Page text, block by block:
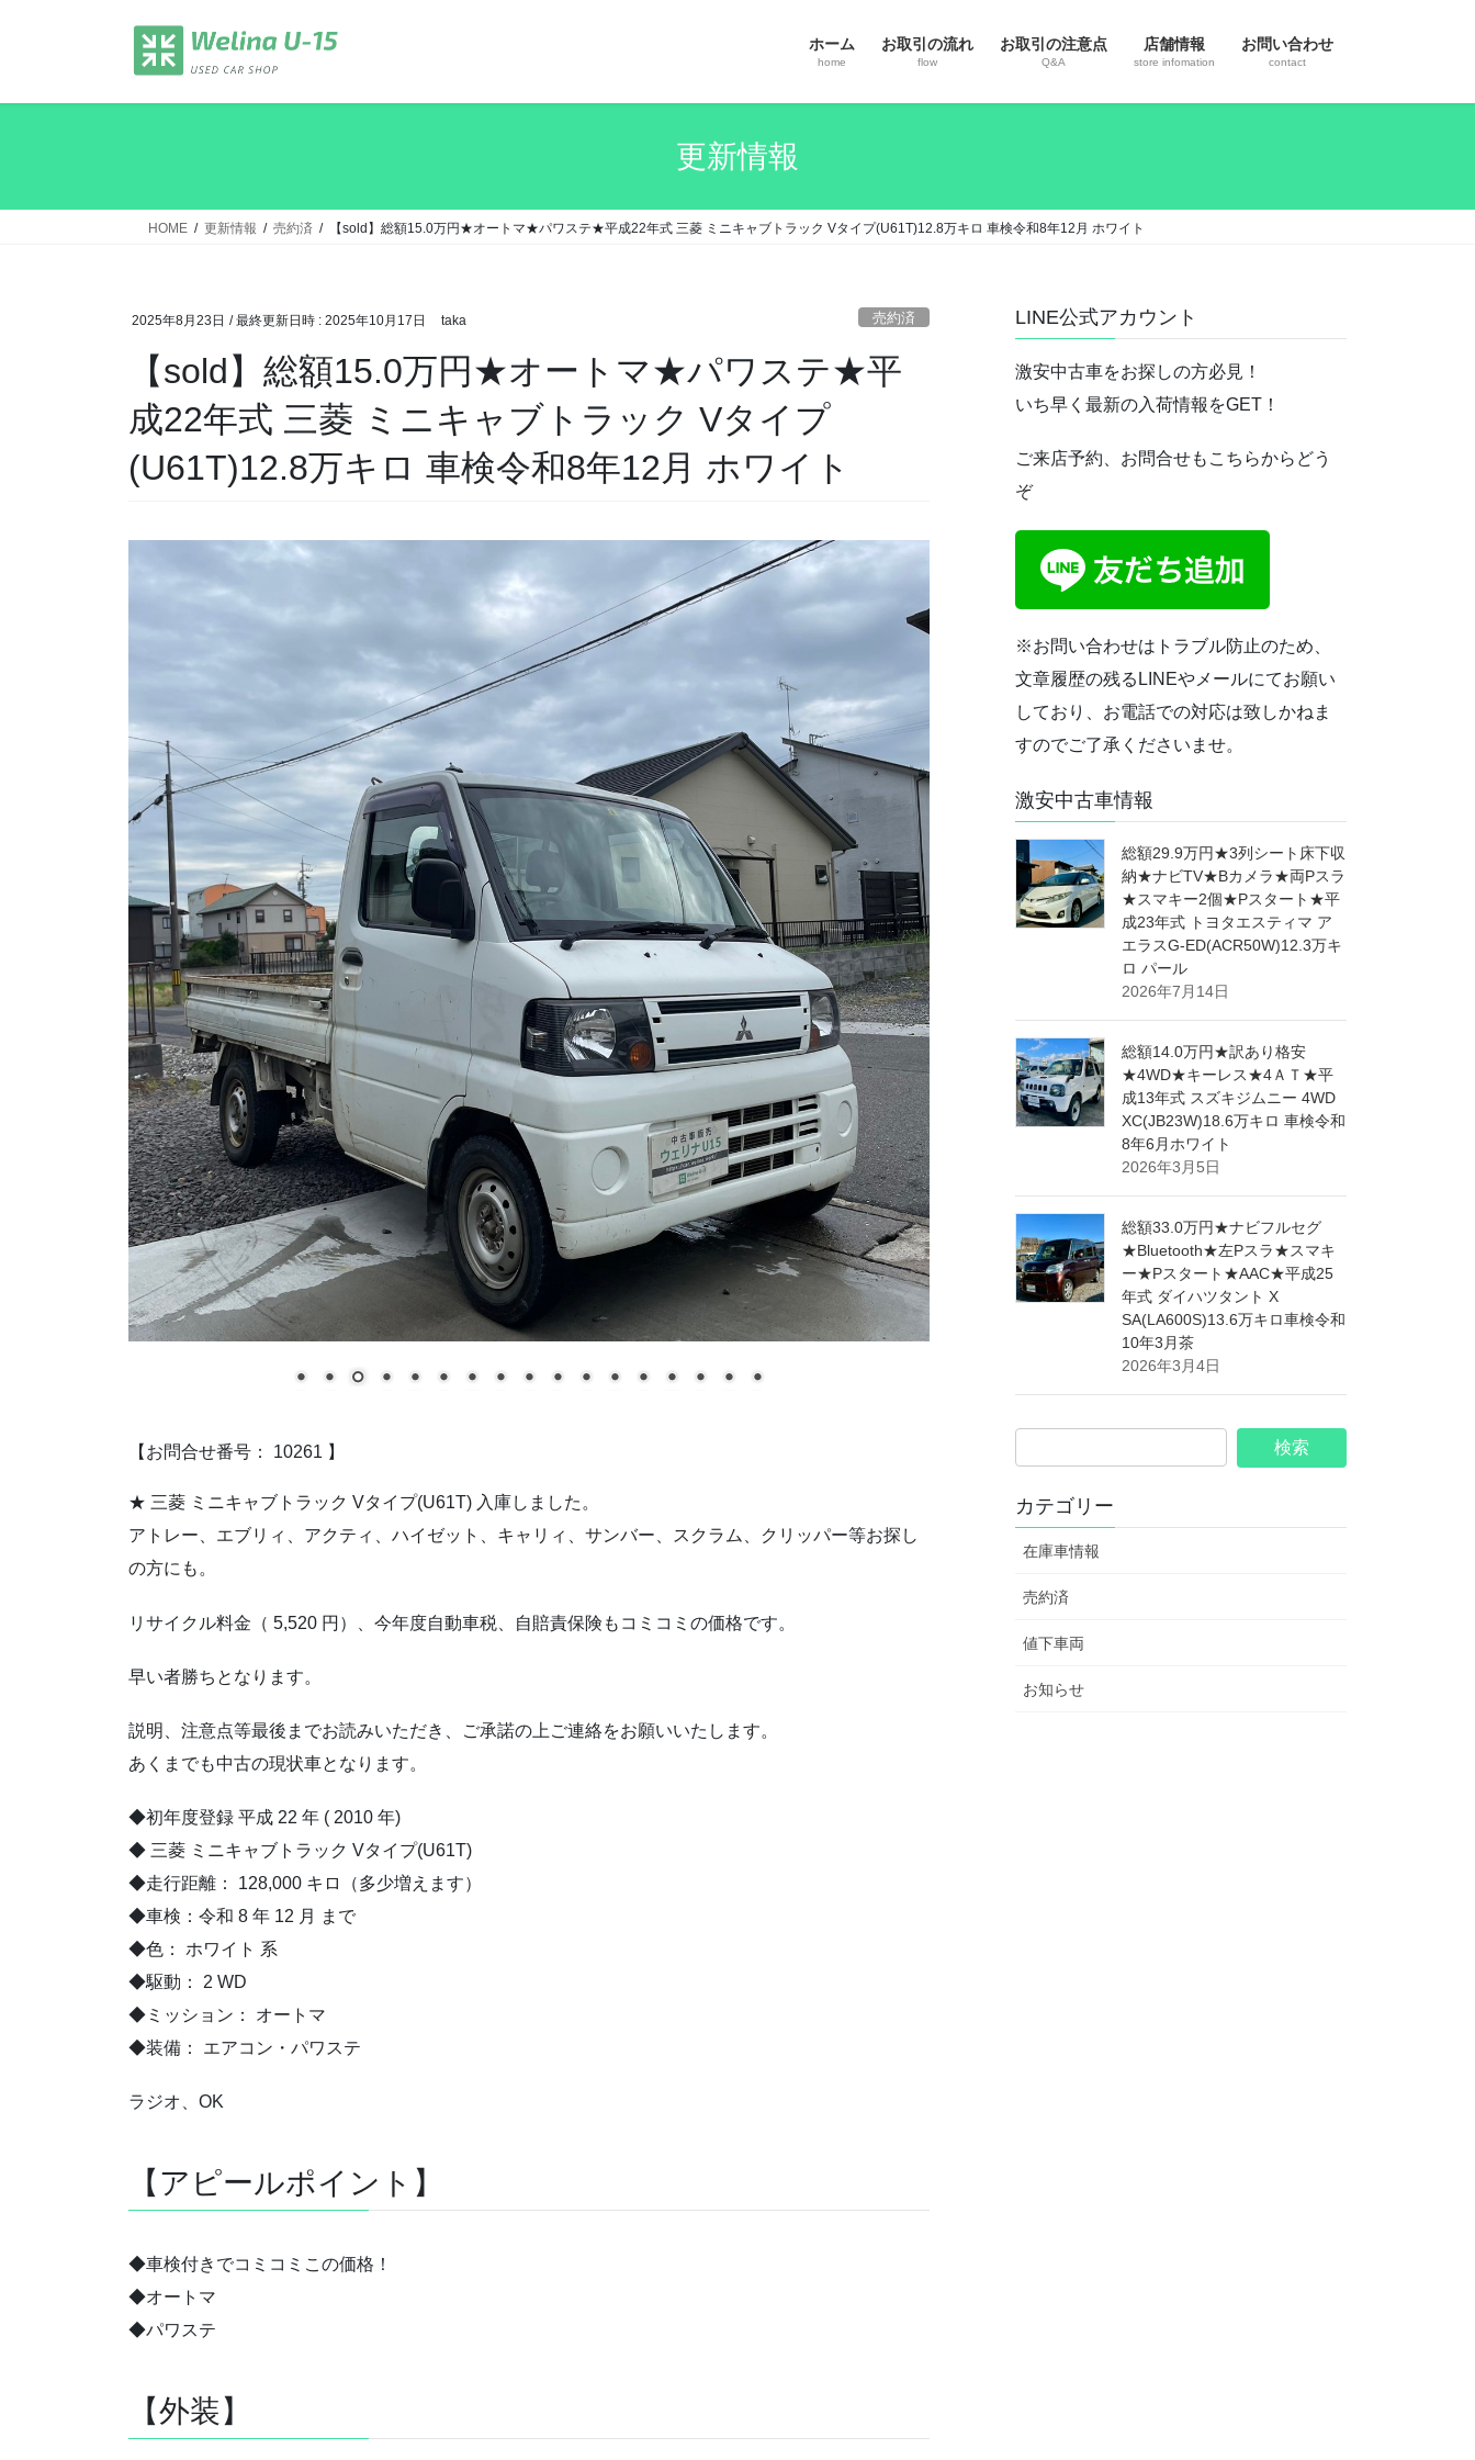
ホーム
home
お取引の流れ
flow
お取引の注意点
Q&A
店舗情報
store infomation
お問い合わせ
contact
更新情報
HOME 更新情報 売約済 【sold】総額15.0万円★オートマ★パワステ★平成22年式 三菱 ミニキャブトラック Vタイプ(U61T)12.8万キロ 車検令和8年12月 ホワイト
2025年8月23日 / 最終更新日時 : 2025年10月17日 taka 売約済
【sold】総額15.0万円★オートマ★パワステ★平
成22年式 三菱 ミニキャブトラック Vタイプ
(U61T)12.8万キロ 車検令和8年12月 ホワイト
【お問合せ番号： 10261 】
★ 三菱 ミニキャブトラック Vタイプ(U61T) 入庫しました。
アトレー、エブリィ、アクティ、ハイゼット、キャリィ、サンバー、スクラム、クリッパー等お探し
の方にも。
リサイクル料金（ 5,520 円）、今年度自動車税、自賠責保険もコミコミの価格です。
早い者勝ちとなります。
説明、注意点等最後までお読みいただき、ご承諾の上ご連絡をお願いいたします。
あくまでも中古の現状車となります。
◆初年度登録 平成 22 年 ( 2010 年)
◆ 三菱 ミニキャブトラック Vタイプ(U61T)
◆走行距離： 128,000 キロ（多少増えます）
◆車検：令和 8 年 12 月 まで
◆色： ホワイト 系
◆駆動： 2 WD
◆ミッション： オートマ
◆装備： エアコン・パワステ
ラジオ、OK
【アピールポイント】
◆車検付きでコミコミこの価格！
◆オートマ
◆パワステ
【外装】
LINE公式アカウント
激安中古車をお探しの方必見！
いち早く最新の入荷情報をGET！
ご来店予約、お問合せもこちらからどう
ぞ
※お問い合わせはトラブル防止のため、
文章履歴の残るLINEやメールにてお願い
しており、お電話での対応は致しかねま
すのでご了承くださいませ。
激安中古車情報
総額29.9万円★3列シート床下収
納★ナビTV★Bカメラ★両Pスラ
★スマキー2個★Pスタート★平
成23年式 トヨタエスティマ ア
エラスG-ED(ACR50W)12.3万キ
ロ パール
2026年7月14日
総額14.0万円★訳あり格安
★4WD★キーレス★4ＡＴ★平
成13年式 スズキジムニー 4WD
XC(JB23W)18.6万キロ 車検令和
8年6月ホワイト
2026年3月5日
総額33.0万円★ナビフルセグ
★Bluetooth★左Pスラ★スマキ
ー★Pスタート★AAC★平成25
年式 ダイハツタント X
SA(LA600S)13.6万キロ車検令和
10年3月茶
2026年3月4日
カテゴリー
在庫車情報
売約済
値下車両
お知らせ